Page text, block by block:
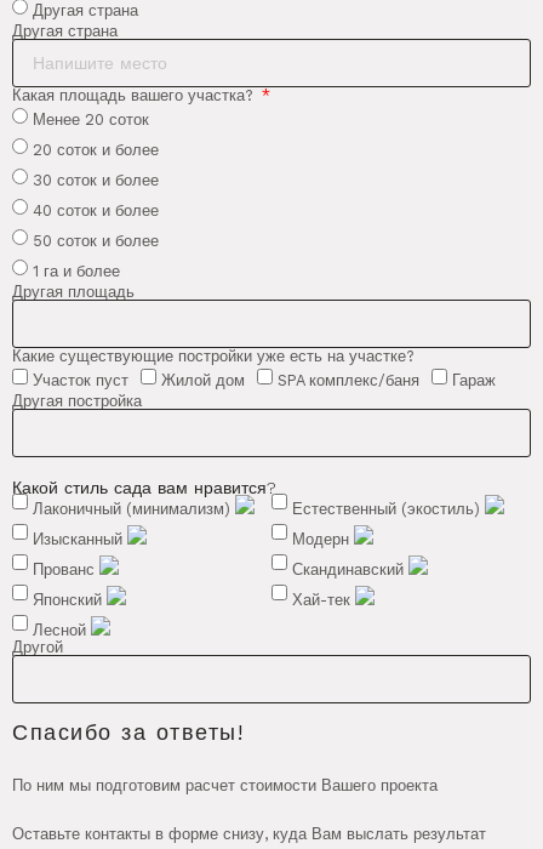
Другая страна
Другая страна
Какая площадь вашего участка?
Менее 20 соток
20 соток и более
30 соток и более
40 соток и более
50 соток и более
1 га и более
Другая площадь
Какие существующие постройки уже есть на участке?
Участок пуст
Жилой дом SPA комплекс/баня
Гараж
Другая постройка
Какой стиль сада вам нравится?
Лаконичный (минимализм)
Естественный (экостиль)
Изысканный
Модерн
Прованс
Скандинавский
Японский
Хай-тек
Лесной
Другой
Спасибо за ответы!
По ним мы подготовим расчет стоимости Вашего проекта
Оставьте контакты в форме снизу, куда Вам выслать результат